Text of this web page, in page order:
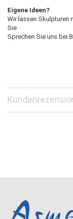
Eigene Ideen?
Wir lassen Skulpturen
Sie
Sprechen Sie uns bei